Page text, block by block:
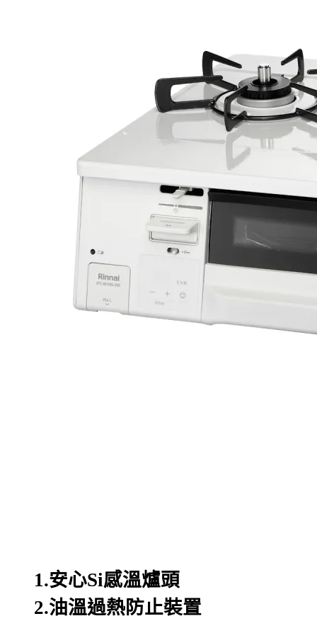
1.安心Si感溫爐頭
2.油溫過熱防止裝置